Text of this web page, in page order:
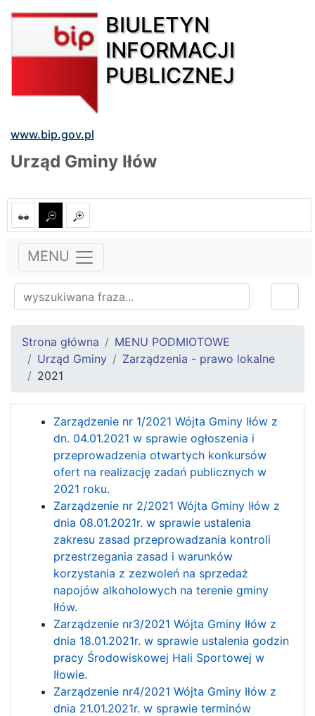
BIULETYN
INFORMACJI
PUBLICZNEJ
www.bip.gov.pl
Urząd Gminy Iłów
MENU
Strona główna
MENU PODMIOTOWE
Urząd Gminy
Zarządzenia - prawo lokalne
2021
Zarządzenie nr 1/2021 Wójta Gminy Iłów z
dn. 04.01.2021 w sprawie ogłoszenia i
przeprowadzenia otwartych konkursów
ofert na realizację zadań publicznych w
2021 roku.
Zarządzenie nr 2/2021 Wójta Gminy Iłów z
dnia 08.01.2021r. w sprawie ustalenia
zakresu zasad przeprowadzania kontroli
przestrzegania zasad i warunków
korzystania z zezwoleń na sprzedaż
napojów alkoholowych na terenie gminy
Iłów.
Zarządzenie nr3/2021 Wójta Gminy Iłów z
dnia 18.01.2021r. w sprawie ustalenia godzin
pracy Środowiskowej Hali Sportowej w
Iłowie.
Zarządzenie nr4/2021 Wójta Gminy Iłów z
dnia 21.01.2021r. w sprawie terminów